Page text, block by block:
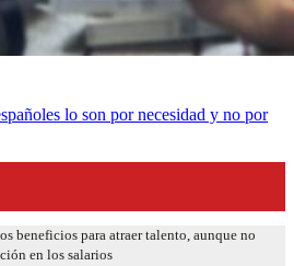
lo son por necesidad y no por
beneficios para atraer talento, aunque no
en los salarios